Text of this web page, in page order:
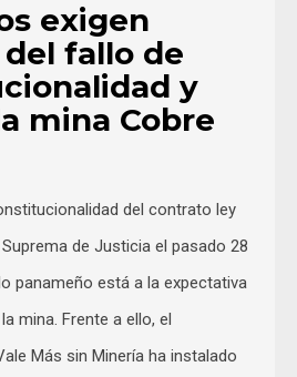
exigen
fallo de
y
mina Cobre
del contrato ley
de Justicia el pasado 28
panameño está a la expectativa
mina. Frente a ello, el
Más sin Minería ha instalado